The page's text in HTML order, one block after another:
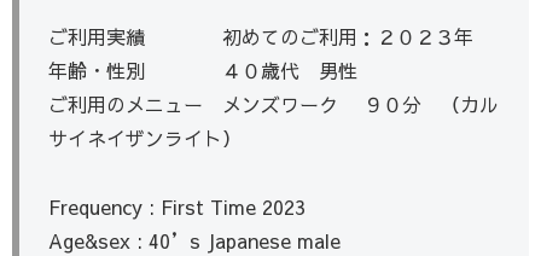
ご利用実績 初めてのご利用：２０２３年
年齢・性別 ４０歳代 男性
ご利用のメニュー メンズワーク ９０分 （カル
サイネイザンライト）
Frequency : First Time 2023
Age&sex : 40’s Japanese male